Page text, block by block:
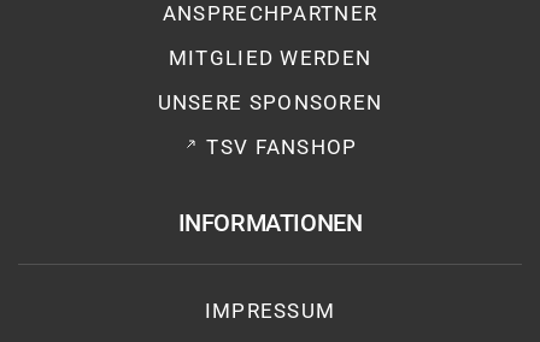
ANSPRECHPARTNER
MITGLIED WERDEN
UNSERE SPONSOREN
TSV FANSHOP
INFORMATIONEN
IMPRESSUM